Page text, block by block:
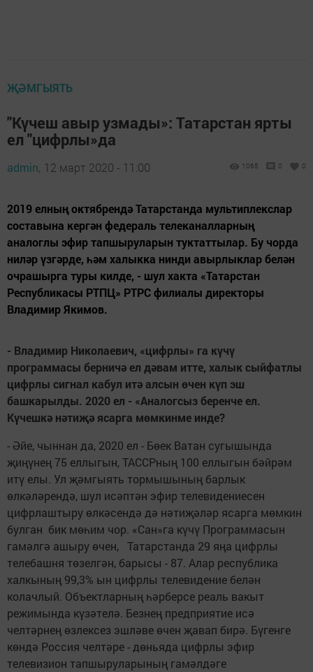
ҖӘМГЫЯТЬ
"Күчеш авыр узмады»: Татарстан ярты
ел "цифрлы»да
admin, 12 март 2020 - 11:00 1065 0 0
2019 елның октябрендә Татарстанда мультиплекслар
составына кергән федераль телеканалларның
аналоглы эфир тапшыруларын туктаттылар. Бу чорда
ниләр үзгәрде, һәм халыкка нинди авырлыклар белән
очрашырга туры килде, - шул хакта «Татарстан
Республикасы РТПЦ» РТРС филиалы директоры
Владимир Якимов.
- Владимир Николаевич, «цифрлы» га күчү
программасы берничә ел дәвам итте, халык сыйфатлы
цифрлы сигнал кабул итә алсын өчен күп эш
башкарылды. 2020 ел - «Аналогсыз беренче ел.
Күчешкә нәтиҗә ясарга мөмкинме инде?
- Әйе, чыннан да, 2020 ел - Бөек Ватан сугышында
җиңүнең 75 еллыгын, ТАССРның 100 еллыгын бәйрәм
итү елы. Ул җәмгыять тормышының барлык
өлкәләрендә, шул исәптән эфир телевидениесен
цифрлаштыру өлкәсендә дә нәтиҗәләр ясарга мөмкин
булган бик мөһим чор. «Сан»га күчү Программасын
гамәлгә ашыру өчен, Татарстанда 29 яңа цифрлы
телебашня төзелгән, барысы - 87. Алар республика
халкының 99,3% ын цифрлы телевидение белән
колачлый. Объектларның һәрберсе реаль вакыт
режимында күзәтелә. Безнең предприятие исә
челтәрнең өзлексез эшләве өчен җавап бирә. Бүгенге
көндә Россия челтәре - дөньяда цифрлы эфир
телевизион тапшыруларының гамәлдәге